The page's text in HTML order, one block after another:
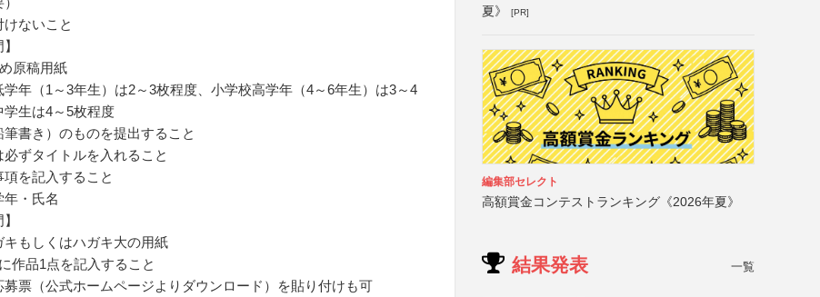
ないこと
原稿用紙
年（1～3年生）は2～3枚程度、小学校高学年（4～6年生）は3～4
学生は4～5枚程度
書き）のものを提出すること
ずタイトルを入れること
を記入すること
年・氏名
もしくはハガキ大の用紙
作品1点を記入すること
票（公式ホームページよりダウンロード）を貼り付けも可
夏》
[PR]
編集部セレクト
高額賞金コンテストランキング《2026年夏》
結果発表 一覧